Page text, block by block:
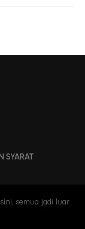
SYARAT
semua jadi luar